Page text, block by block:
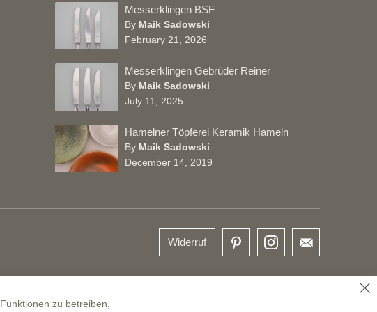
Messerklingen BSF
By Maik Sadowski
February 21, 2026
Messerklingen Gebrüder Reiner
By Maik Sadowski
July 11, 2025
Hamelner Töpferei Keramik Hameln
By Maik Sadowski
December 14, 2019
Widerruf
zu betreiben,